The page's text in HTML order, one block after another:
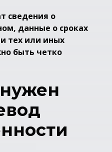
сведения о
данные о сроках
тех или иных
быть четко